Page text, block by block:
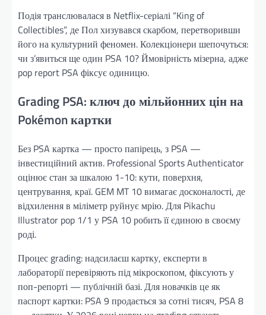
Подія транслювалася в Netflix-серіалі “King of
Collectibles”, де Пол хизувався скарбом, перетворивши
його на культурний феномен. Колекціонери шепочуться:
чи з’явиться ще один PSA 10? Ймовірність мізерна, адже
pop report PSA фіксує одиницю.
Grading PSA: ключ до мільйонних цін на
Pokémon картки
Без PSA картка — просто папірець, з PSA —
інвестиційний актив. Professional Sports Authenticator
оцінює стан за шкалою 1-10: кути, поверхня,
центрування, краї. GEM MT 10 вимагає досконалості, де
відхилення в міліметр руйнує мрію. Для Pikachu
Illustrator pop 1/1 у PSA 10 робить її єдиною в своєму
роді.
Процес grading: надсилаєш картку, експерти в
лабораторії перевіряють під мікроскопом, фіксують у
поп-репорті — публічній базі. Для новачків це як
паспорт картки: PSA 9 продається за сотні тисяч, PSA 8